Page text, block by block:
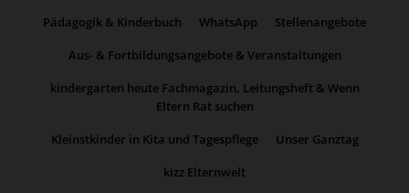
Pädagogik & Kinderbuch
WhatsApp
Stellenangebote
Aus- & Fortbildungsangebote & Veranstaltungen
kindergarten heute Fachmagazin, Leitungsheft & Wenn
Eltern Rat suchen
Kleinstkinder in Kita und Tagespflege
Unser Ganztag
kizz Elternwelt